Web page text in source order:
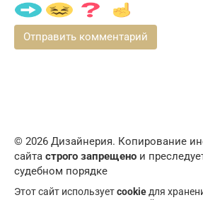
© 2026 Дизайнерия. Копирование
сайта строго запрещено и
судебном порядке
Этот сайт используетcookieдля